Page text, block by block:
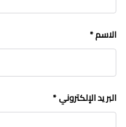
الاسم*
البريد الإلكتروني*